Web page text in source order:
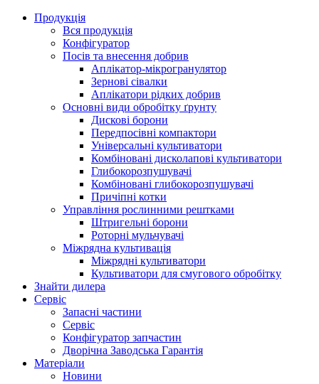
Продукція
Вся продукція
Конфігуратор
Посів та внесення добрив
Аплікатор-мікрогранулятор
Зернові сівалки
Аплікатори рідких добрив
Oсновні види обробітку ґрунту
Дискові борони
Передпосівні компактори
Універсальні культиватори
Комбіновані дисколапові культиватори
Глибокорозпушувачі
Комбіновані глибокорозпушувачі
Причіпні котки
Управління рослинними рештками
Штригельні борони
Pоторні мульчувачі
Міжрядна культивація
Міжрядні культиватори
Культиватори для смугового обробітку
Знайти дилера
Сервіс
Запасні частини
Сервіс
Конфігуратор запчастин
Дворічна Заводська Гарантія
Матеріали
Новини